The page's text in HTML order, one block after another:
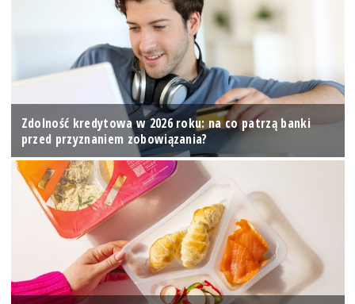
Zdolność kredytowa w 2026 roku: na co patrzą banki
przed przyznaniem zobowiązania?